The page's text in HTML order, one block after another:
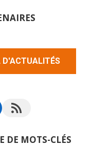
D'ACTUALITÉS
DE MOTS-CLÉS